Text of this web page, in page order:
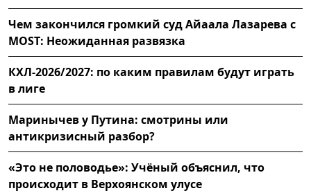
Чем закончился громкий суд Айаала Лазарева с
MOST: Неожиданная развязка
КХЛ-2026/2027: по каким правилам будут играть
в лиге
Маринычев у Путина: смотрины или
антикризисный разбор?
«Это не половодье»: Учёный объяснил, что
происходит в Верхоянском улусе